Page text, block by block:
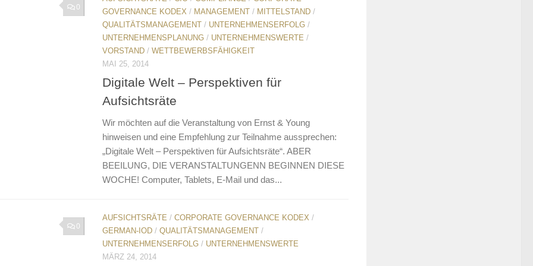
0
GOVERNANCE KODEX / MANAGEMENT / MITTELSTAND /
QUALITÄTSMANAGEMENT / UNTERNEHMENSERFOLG /
UNTERNEHMENSPLANUNG / UNTERNEHMENSWERTE /
VORSTAND / WETTBEWERBSFÄHIGKEIT
MAI 25, 2014
Digitale Welt – Perspektiven für
Aufsichtsräte
Wir möchten auf die Veranstaltung von Ernst & Young
hinweisen und eine Empfehlung zur Teilnahme aussprechen:
„Digitale Welt – Perspektiven für Aufsichtsräte“. ABER
BEEILUNG, DIE VERANSTALTUNGENN BEGINNEN DIESE
WOCHE! Computer, Tablets, E-Mail und das...
0
AUFSICHTSRÄTE / CORPORATE GOVERNANCE KODEX /
GERMAN-IOD / QUALITÄTSMANAGEMENT /
UNTERNEHMENSERFOLG / UNTERNEHMENSWERTE
MÄRZ 24, 2014